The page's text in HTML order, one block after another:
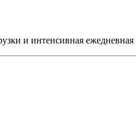
и интенсивная ежедневная